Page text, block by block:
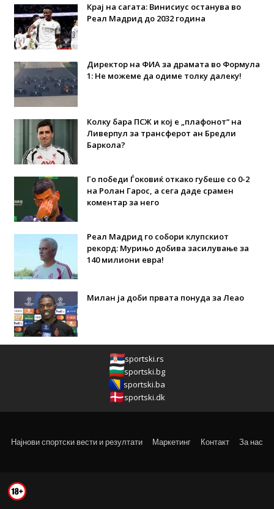
Крај на сагата: Винисиус останува во
Реал Мадрид до 2032 година
Директор на ФИА за драмата во Формула
1: Не можеме да одиме толку далеку!
Колку бара ПСЖ и кој е „плафонот“ на
Ливерпул за трансферот ан Бредли
Баркола?
Го победи Ѓоковиќ откако губеше со 0-2
на Ролан Гарос, а сега даде срамен
коментар за него
Реал Мадрид го собори клупскиот
рекорд: Мурињо добива засилување за
140 милиони евра!
Милан ја доби првата понуда за Леао
sportski.rs
sportski.bg
sportski.ba
sportski.dk
Најнови спортски вести и резултати Маркетинг Контакт За нас